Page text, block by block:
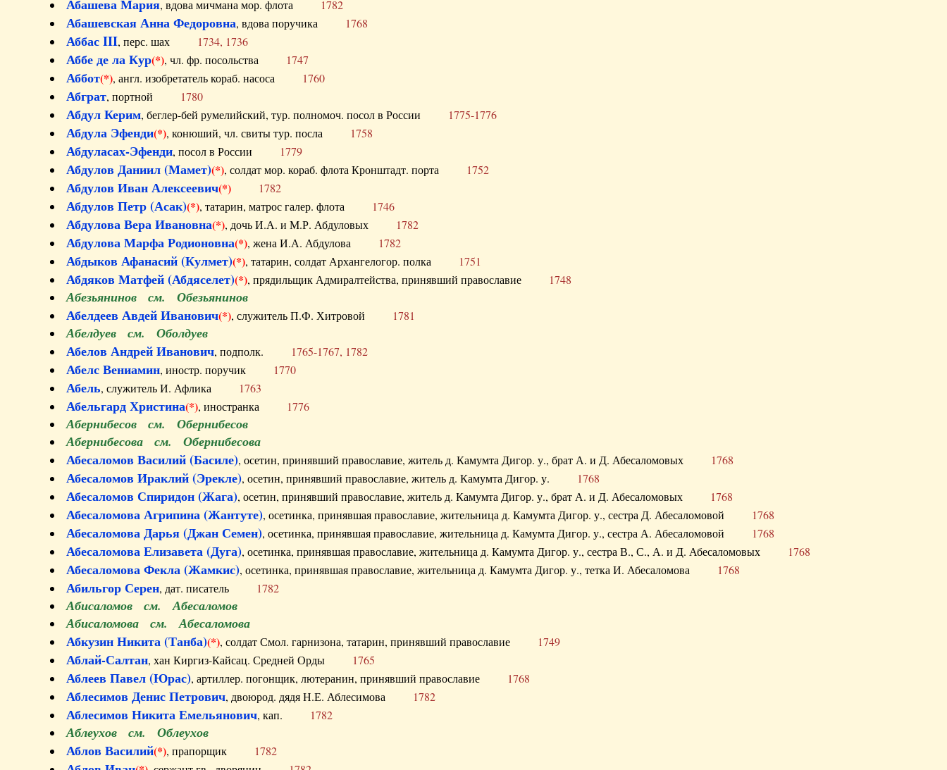
Абашева Мария, вдова мичмана мор. флота 1782
Абашевская Анна Федоровна, вдова поручика 1768
Аббас III, перс. шах 1734, 1736
Аббе де ла Кур(*), чл. фр. посольства 1747
Аббот(*), англ. изобретатель кораб. насоса 1760
Абграт, портной 1780
Абдул Керим, беглер-бей румелийский, тур. полномоч. посол в России 1775-1776
Абдула Эфенди(*), конюший, чл. свиты тур. посла 1758
Абдуласах-Эфенди, посол в России 1779
Абдулов Даниил (Мамет)(*), солдат мор. кораб. флота Кронштадт. порта 1752
Абдулов Иван Алексеевич(*) 1782
Абдулов Петр (Асак)(*), татарин, матрос галер. флота 1746
Абдулова Вера Ивановна(*), дочь И.А. и М.Р. Абдуловых 1782
Абдулова Марфа Родионовна(*), жена И.А. Абдулова 1782
Абдыков Афанасий (Кулмет)(*), татарин, солдат Архангелогор. полка 1751
Абдяков Матфей (Абдяселет)(*), прядильщик Адмиралтейства, принявший православие 1748
Абезьянинов см. Обезьянинов
Абелдеев Авдей Иванович(*), служитель П.Ф. Хитровой 1781
Абелдуев см. Оболдуев
Абелов Андрей Иванович, подполк. 1765-1767, 1782
Абелс Вениамин, иностр. поручик 1770
Абель, служитель И. Афлика 1763
Абельгард Христина(*), иностранка 1776
Абернибесов см. Обернибесов
Абернибесова см. Обернибесова
Абесаломов Василий (Басиле), осетин, принявший православие, житель д. Камумта Дигор. у., брат А. и Д. Абесаломовых 1768
Абесаломов Ираклий (Эрекле), осетин, принявший православие, житель д. Камумта Дигор. у. 1768
Абесаломов Спиридон (Жага), осетин, принявший православие, житель д. Камумта Дигор. у., брат А. и Д. Абесаломовых 1768
Абесаломова Агрипина (Жантуте), осетинка, принявшая православие, жительница д. Камумта Дигор. у., сестра Д. Абесаломовой 1768
Абесаломова Дарья (Джан Семен), осетинка, принявшая православие, жительница д. Камумта Дигор. у., сестра А. Абесаломовой 1768
Абесаломова Елизавета (Дуга), осетинка, принявшая православие, жительница д. Камумта Дигор. у., сестра В., С., А. и Д. Абесаломовых 1768
Абесаломова Фекла (Жамкис), осетинка, принявшая православие, жительница д. Камумта Дигор. у., тетка И. Абесаломова 1768
Абильгор Серен, дат. писатель 1782
Абисаломов см. Абесаломов
Абисаломова см. Абесаломова
Абкузин Никита (Танба)(*), солдат Смол. гарнизона, татарин, принявший православие 1749
Аблай-Салтан, хан Киргиз-Кайсац. Средней Орды 1765
Аблеев Павел (Юрас), артиллер. погонщик, лютеранин, принявший православие 1768
Аблесимов Денис Петрович, двоюрод. дядя Н.Е. Аблесимова 1782
Аблесимов Никита Емельянович, кап. 1782
Аблеухов см. Облеухов
Аблов Василий(*), прапорщик 1782